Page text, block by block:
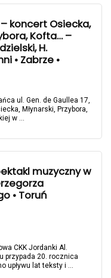
koncert Osiecka,
Kofta… –
H.
• Zabrze •
ul. Gen. de Gaullea 17,
Młynarski, Przybora,
w ...
muzyczny w
• Toruń
CKK Jordanki Al.
przypada 20. rocznica
upływu lat teksty i ...